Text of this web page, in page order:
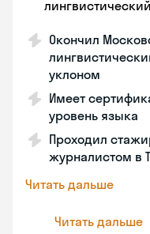
Окончил
уклоном
Имеет
уровень языка
Проходил
журналистом в
Читать дальше
Читать дальше